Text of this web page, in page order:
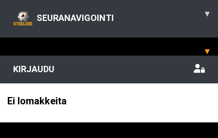
SEURANAVIGOINTI ▾
▾
KIRJAUDU
Ei lomakkeita